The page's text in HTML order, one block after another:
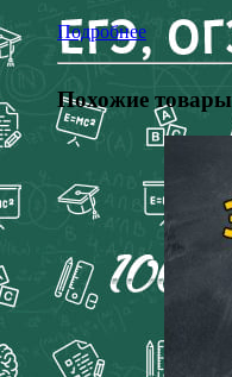
Подробнее
Похожие товары